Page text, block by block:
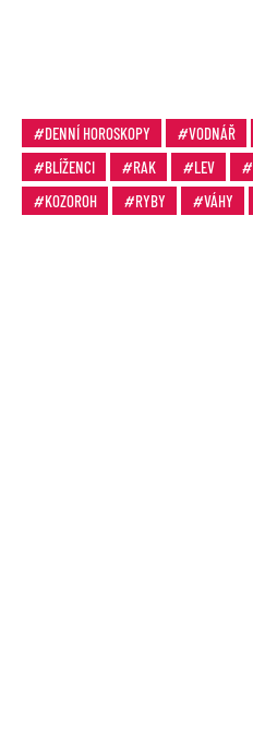
DENNÍ HOROSKOPY VODNÁŘ
BLÍŽENCI
RAK LEV
KOZOROH
RYBY VÁHY